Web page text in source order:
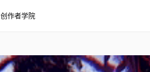
创作者学院